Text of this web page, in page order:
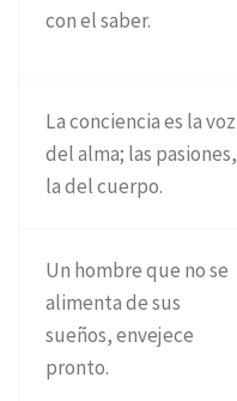
con el saber.
La conciencia es la voz
del alma; las pasiones,
la del cuerpo.
Un hombre que no se
alimenta de sus
sueños, envejece
pronto.